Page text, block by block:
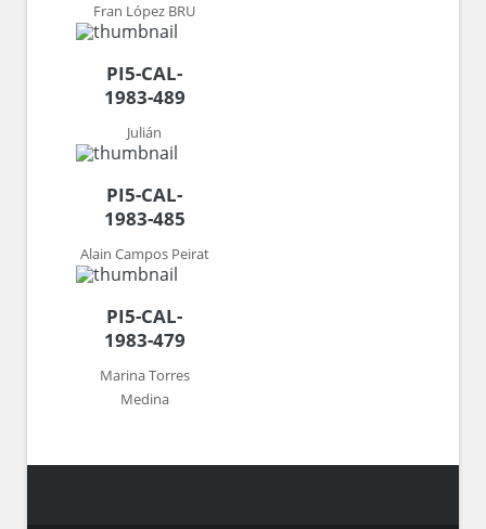
Fran López BRU
PI5-CAL-
1983-489
Julián
PI5-CAL-
1983-485
Alain Campos Peirat
PI5-CAL-
1983-479
Marina Torres
Medina